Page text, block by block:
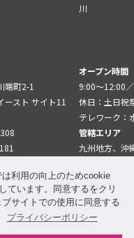
利用の向上のためcookie
ています。同意するをクリ
サイトでの使用に同意する
プライバシーポリシー
川
端町2-1
ースト サイト11
オープン時間
9:00～12:00
休日：土日祝
テレワーク：
管轄エリア
九州地方、沖